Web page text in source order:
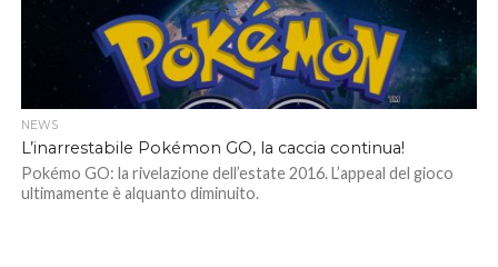
NEWS
L’inarrestabile Pokémon GO, la caccia continua!
Pokémo GO: la rivelazione dell’estate 2016. L’appeal del gioco
ultimamente è alquanto diminuito.